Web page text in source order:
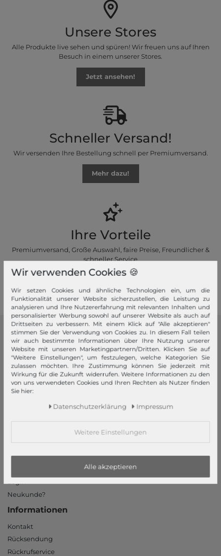
Unsere Stores
Alle Produkte live sehen und spüren! Wir freuen uns auf Ihren
Besuch in einem unserer Stores.
Jetzt ansehen!
Schneller Versand!
Wir versenden Ihre Bestellung schnell per Premiumversand.
Mehr dazu!
Ihre Vorteile
Premiumversand, Große Auswahl, faire Preise, Freundlicher &
schneller Service
modeherz
Impressum
AGB
Widerrufsrecht
Datenschutzerklärung
Datenschutzeinstellungen
Login
Neukunde?
Informationen
Kontakt
Rücksendung
Rückrufservice
Wir verwenden Cookies 🍪
Wir setzen Cookies und ähnliche Technologien ein, um die
Funktionalität unserer Website sicherzustellen, die Leistung zu
analysieren und Ihre Nutzererfahrung mit relevanten Inhalten und
personalisierter Werbung sowohl auf unserer Website als auch auf
Drittseiten zu verbessern. Mit einem Klick auf "Alle akzeptieren"
stimmen Sie der Verwendung von Cookies zu. In diesem Fall teilen
wir auch bestimmte Informationen über Ihre Nutzung unserer
Website mit unseren Marketingpartnern/Dritten. Klicken Sie auf
"Weitere Einstellungen", um festzulegen, welche Kategorien Sie
zulassen möchten. Ihre Zustimmung können Sie jederzeit mit
Wirkung für die Zukunft widerrufen. Weitere Informationen zu den
von uns verwendeten Cookies und Ihren Rechten als Nutzer finden
Sie hier:
Daten­schutz­erklärung Impressum
Weitere Einstellungen
Alle akzeptieren